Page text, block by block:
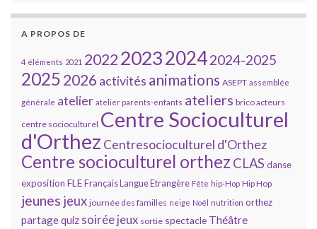
A PROPOS DE
4 éléments 2021 2022202320242024-2025
20252026 activités animations ASEPT assemblée
générale atelier atelier parents-enfants ateliers brico acteurs
centre socioculturel Centre Socioculturel
d'Orthez Centresocioculturel d'Orthez
Centre socioculturel orthez CLAS danse
exposition FLE Français Langue Etrangère Fête hip-Hop Hip Hop
jeunes jeux journée des familles neige Noël nutrition orthez
partagequiz soirée jeux sortie spectacle Théâtre